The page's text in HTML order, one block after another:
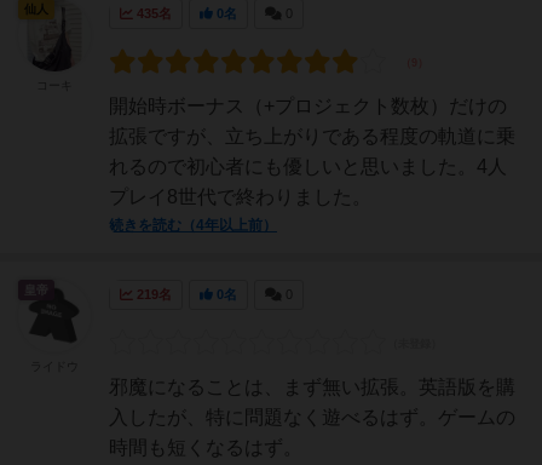
435名 0名
開始時ボーナス（+プロジェクト数枚）だけの
拡張ですが、立ち上がりである程度の軌道に乗
れるので初心者にも優しいと思いました。4人
プレイ8世代で終わりました。
続きを読む（4年以上前）
仙人
219名 0名
邪魔になることは、まず無い拡張。英語版を購
入したが、特に問題なく遊べるはず。ゲームの
時間も短くなるはず。